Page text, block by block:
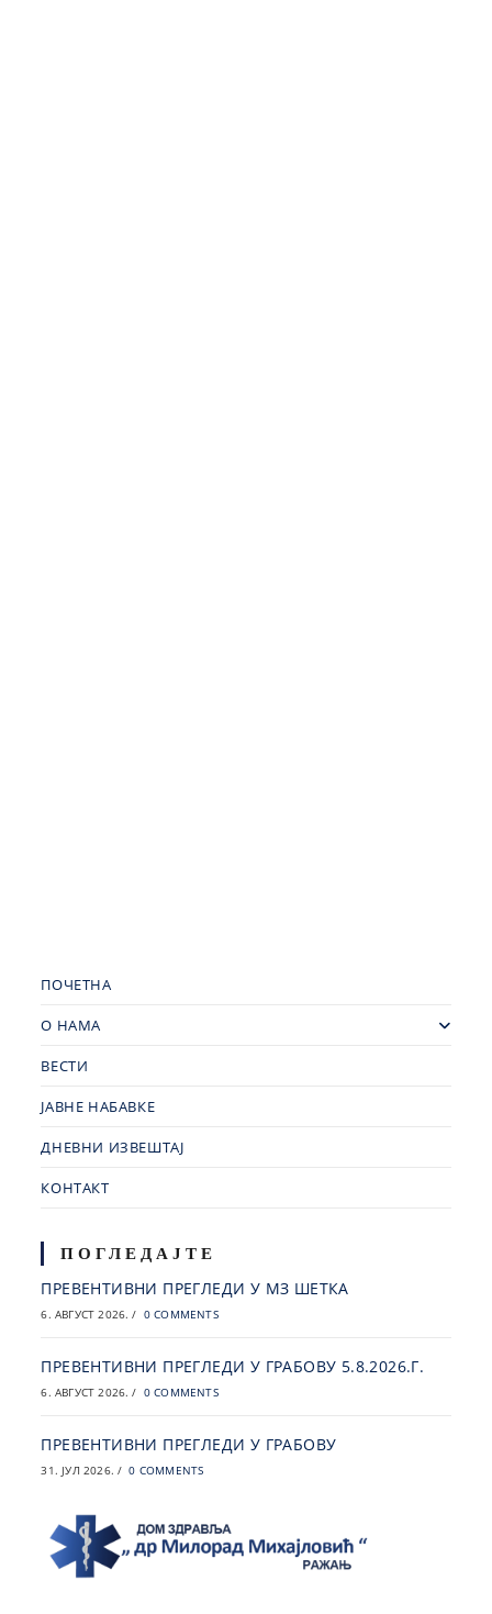
ПОЧЕТНА
О НАМА
ВЕСТИ
ЈАВНЕ НАБАВКЕ
ДНЕВНИ ИЗВЕШТАЈ
КОНТАКТ
ПОГЛЕДАЈТЕ
ПРЕВЕНТИВНИ ПРЕГЛЕДИ У МЗ ШЕТКА
6. АВГУСТ 2026. / 0 COMMENTS
ПРЕВЕНТИВНИ ПРЕГЛЕДИ У ГРАБОВУ 5.8.2026.Г.
6. АВГУСТ 2026. / 0 COMMENTS
ПРЕВЕНТИВНИ ПРЕГЛЕДИ У ГРАБОВУ
31. ЈУЛ 2026. / 0 COMMENTS